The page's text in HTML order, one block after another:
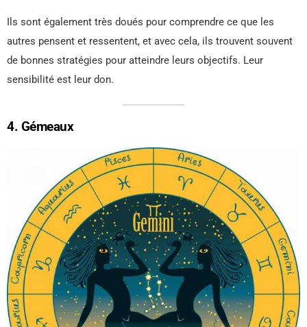
Ils sont également très doués pour comprendre ce que les
autres pensent et ressentent, et avec cela, ils trouvent souvent
de bonnes stratégies pour atteindre leurs objectifs. Leur
sensibilité est leur don.
4. Gémeaux